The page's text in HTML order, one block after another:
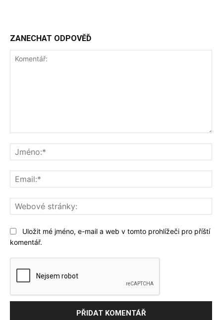
ZANECHAT ODPOVĚĎ
Uložit mé jméno, e-mail a web v tomto prohlížeči pro příští
komentář.